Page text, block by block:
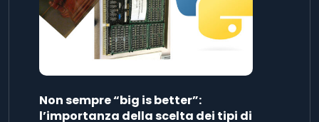
Non sempre “big is better”:
l’importanza della scelta dei tipi di